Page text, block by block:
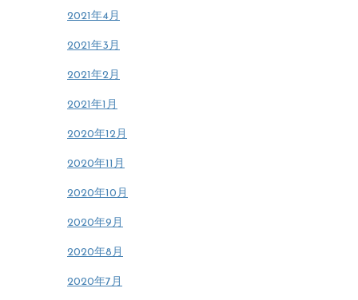
2021年4月
2021年3月
2021年2月
2021年1月
2020年12月
2020年11月
2020年10月
2020年9月
2020年8月
2020年7月